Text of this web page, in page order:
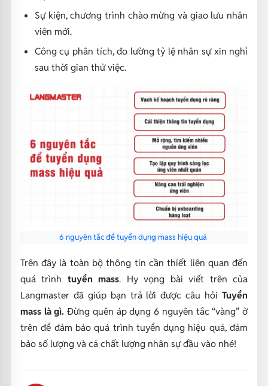
Sự kiện, chương trình chào mừng và giao lưu nhân
viên mới.
Công cụ phân tích, đo lường tỷ lệ nhân sự xin nghỉ
sau thời gian thử việc.
6 nguyên tắc để tuyển dụng mass hiệu quả
Trên đây là toàn bộ thông tin cần thiết liên quan đến
quá trình tuyển mass. Hy vọng bài viết trên của
Langmaster đã giúp bạn trả lời được câu hỏiTuyển
mass là gì.Đừng quên áp dụng 6 nguyên tắc “vàng” ở
trên để đảm bảo quá trình tuyển dụng hiệu quả, đảm
bảo số lượng và cả chất lượng nhân sự đầu vào nhé!